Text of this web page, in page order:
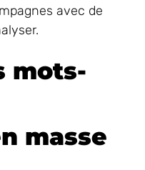
avec de
mots-
masse